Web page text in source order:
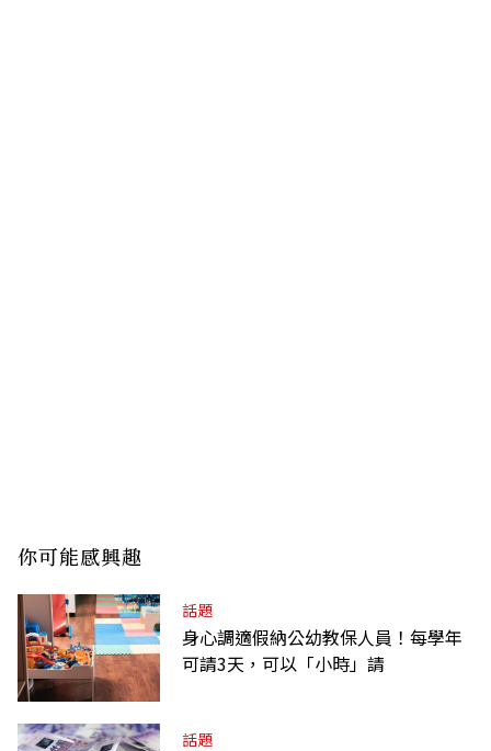
你可能感興趣
話題
身心調適假納公幼教保人員！每學年
可請3天，可以「小時」請
話題